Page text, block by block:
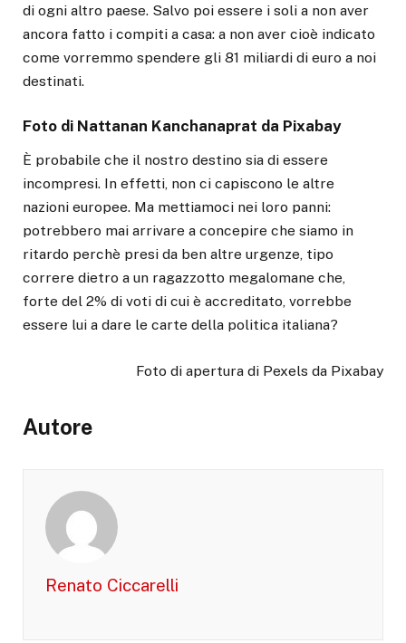
di ogni altro paese. Salvo poi essere i soli a non aver
ancora fatto i compiti a casa: a non aver cioè indicato
come vorremmo spendere gli 81 miliardi di euro a noi
destinati.
Foto di Nattanan Kanchanaprat da Pixabay
È probabile che il nostro destino sia di essere
incompresi. In effetti, non ci capiscono le altre
nazioni europee. Ma mettiamoci nei loro panni:
potrebbero mai arrivare a concepire che siamo in
ritardo perchè presi da ben altre urgenze, tipo
correre dietro a un ragazzotto megalomane che,
forte del 2% di voti di cui è accreditato, vorrebbe
essere lui a dare le carte della politica italiana?
Foto di apertura di Pexels da Pixabay
Autore
Renato Ciccarelli